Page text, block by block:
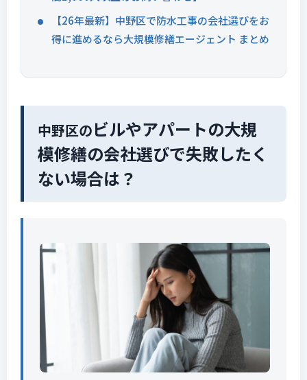
【26年最新】中野区で防水工事の会社選びをお
得に進めるなら大規模修繕エージェント まとめ
中野区のビルやアパートの大規
模修繕の会社選びで失敗したく
ない場合は？